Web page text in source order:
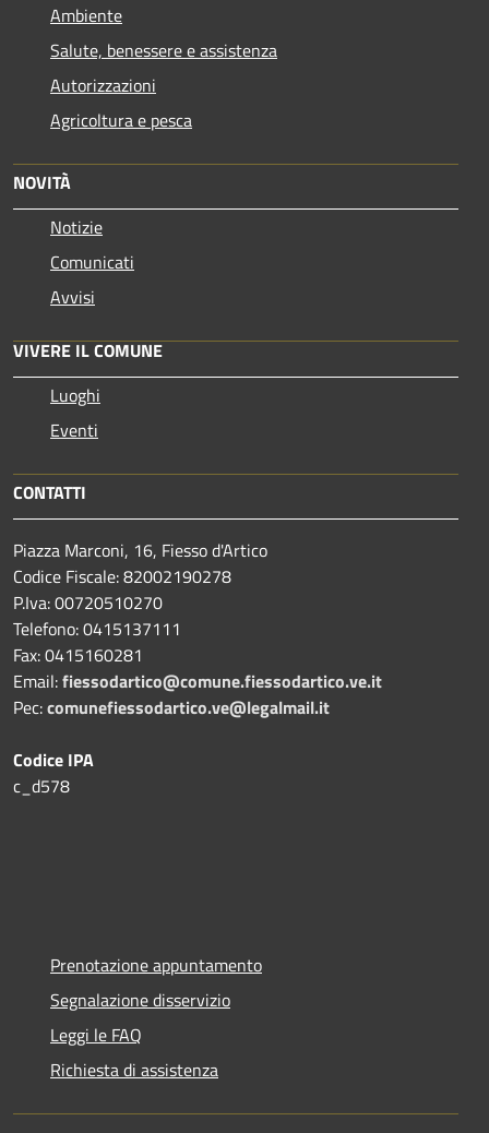
Ambiente
Salute, benessere e assistenza
Autorizzazioni
Agricoltura e pesca
NOVITÀ
Notizie
Comunicati
Avvisi
VIVERE IL COMUNE
Luoghi
Eventi
CONTATTI
Piazza Marconi, 16, Fiesso d'Artico
Codice Fiscale: 82002190278
P.Iva: 00720510270
Telefono:0415137111
Fax:0415160281
Email:fiessodartico@comune.fiessodartico.ve.it
Pec:comunefiessodartico.ve@legalmail.it
Codice IPA
c_d578
Prenotazione appuntamento
Segnalazione disservizio
Leggi le FAQ
Richiesta di assistenza